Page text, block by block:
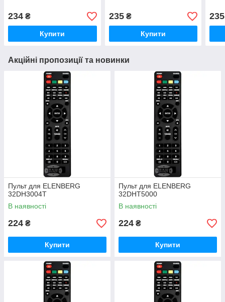
234 ₴
Купити
235₴
Купити
235
Акційні пропозиції та новинки
Пульт для ELENBERG
32DH3004T
В наявності
224 ₴
Купити
Пульт для ELENBERG
32DHT5000
В наявності
224 ₴
Купити